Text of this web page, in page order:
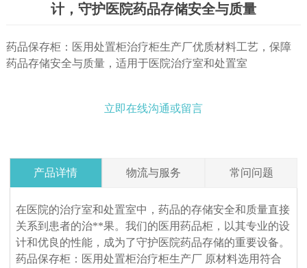
计，守护医院药品存储安全与质量
药品保存柜：医用处置柜治疗柜生产厂优质材料工艺，保障
药品存储安全与质量，适用于医院治疗室和处置室
立即在线沟通或留言
产品详情 物流与服务 常问问题
在医院的治疗室和处置室中，药品的存储安全和质量直接
关系到患者的治**果。我们的医用药品柜，以其专业的设
计和优良的性能，成为了守护医院药品存储的重要设备。
药品保存柜：医用处置柜治疗柜生产厂 原材料选用符合
Q1. 我可以在下订单之前索取样品吗？
是的，我们欢迎订购样品来测试和检查质量。混合样品是可以接
受的。但考虑到节省邮费，我们还提供详细的图片和其他您需要
的文件，以作为替代解决方案来消除您的顾虑。